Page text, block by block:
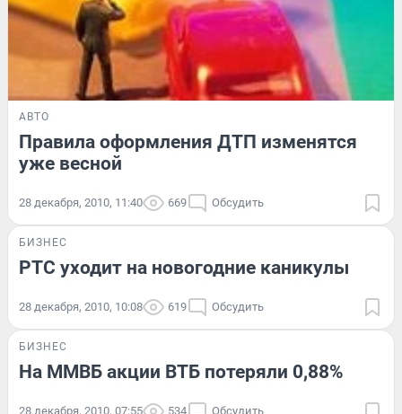
АВТО
Правила оформления ДТП изменятся
уже весной
28 декабря, 2010, 11:40 669 Обсудить
БИЗНЕС
РТС уходит на новогодние каникулы
28 декабря, 2010, 10:08 619 Обсудить
БИЗНЕС
На ММВБ акции ВТБ потеряли 0,88%
28 декабря, 2010, 07:55 534 Обсудить